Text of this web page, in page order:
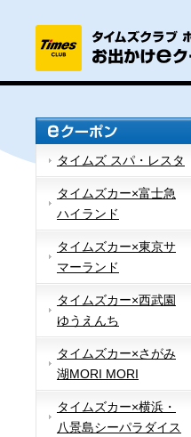
タイムズ スパ・レスタ
タイムズカー×富士急
ハイランド
タイムズカー×東京サ
マーランド
タイムズカー×西武園
ゆうえんち
タイムズカー×さがみ
湖MORI MORI
タイムズカー×横浜・
八景島シーパラダイス